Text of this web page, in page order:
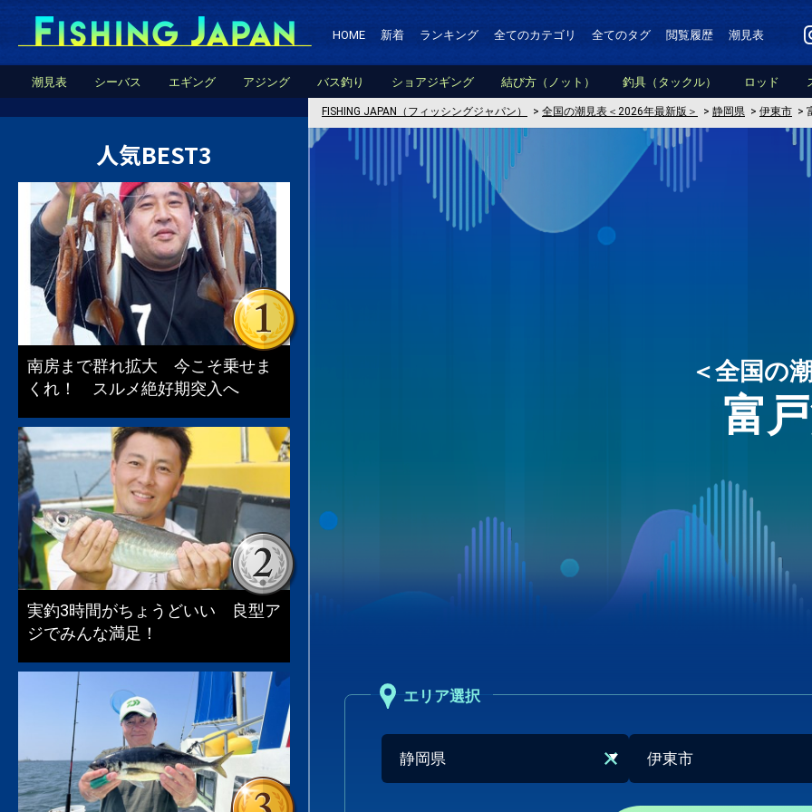
HOME 新着 ランキング 全てのカテゴリ 全てのタグ 閲覧履歴 潮見表
潮見表 シーバス エギング アジング バス釣り ショアジギング 結び方（ノット） 釣具（タックル） ロッド
FISHING JAPAN（フィッシングジャパン） > 全国の潮見表＜2026年最新版＞ > 静岡県 > 伊東市 >
＜全国の
富
エリア選択
人気BEST3
南房まで群れ拡大 今こそ乗せま
くれ！ スルメ絶好期突入へ
実釣3時間がちょうどいい 良型ア
ジでみんな満足！